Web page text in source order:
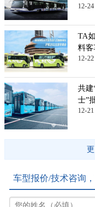
12-24
TA
料客
12-22
共建
士”
12-21
车型报价/技术咨询